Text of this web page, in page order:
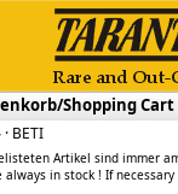
Shopping Cart
· BETI
Artikel sind immer
in stock ! If